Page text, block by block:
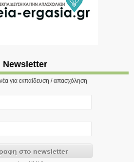
Newsletter
για εκπαίδευση / απασχόληση